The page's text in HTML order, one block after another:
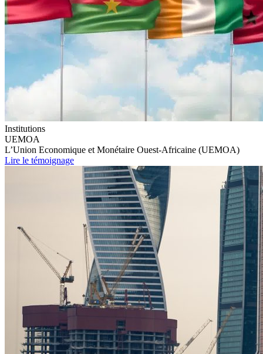
Institutions
UEMOA
L’Union Economique et Monétaire Ouest-Africaine (UEMOA)
Lire le témoignage